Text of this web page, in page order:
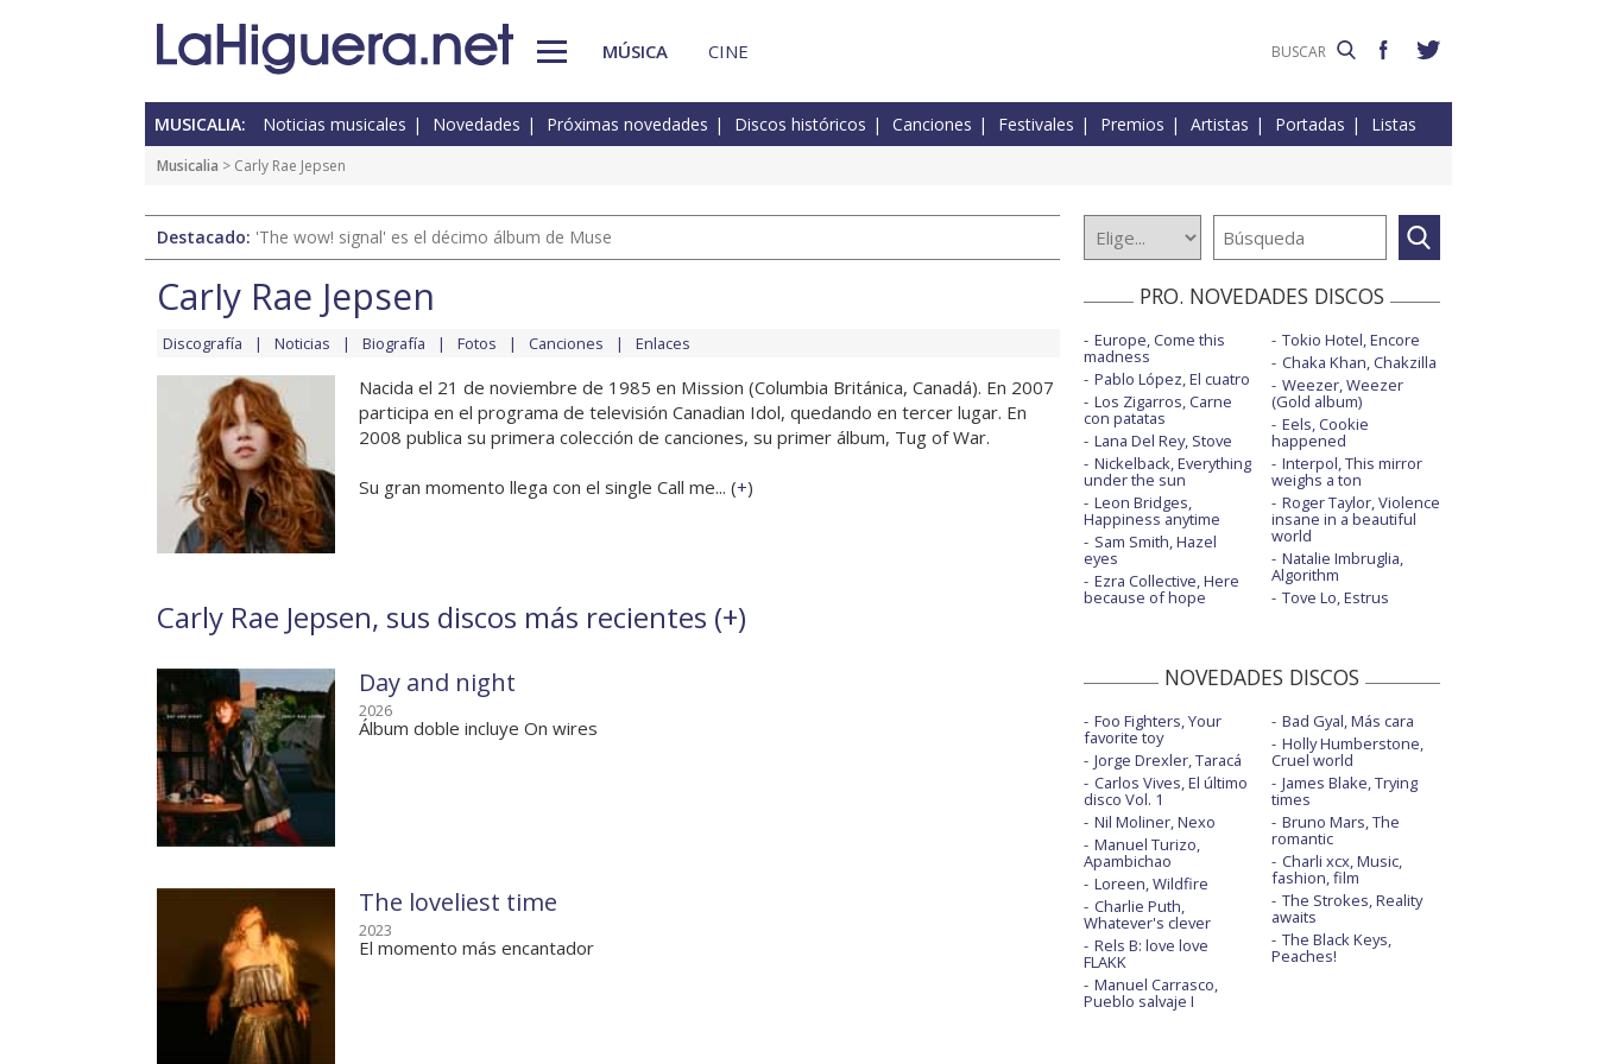
MÚSICA CINE
MUSICALIA: Noticias musicales Novedades Próximas novedades Discos históricos Canciones Festivales Premios Artistas Portadas Listas
Musicalia > Carly Rae Jepsen
Destacado: 'The wow! signal' es el décimo álbum de Muse
Carly Rae Jepsen
Discografía Noticias Biografía Fotos Canciones Enlaces
Nacida el 21 de noviembre de 1985 en Mission (Columbia Británica, Canadá). En 2007
participa en el programa de televisión Canadian Idol, quedando en tercer lugar. En
2008 publica su primera colección de canciones, su primer álbum, Tug of War.
Su gran momento llega con el single Call me... (+)
Carly Rae Jepsen, sus discos más recientes (+)
Day and night
2026
Álbum doble incluye On wires
The loveliest time
2023
El momento más encantador
PRO. NOVEDADES DISCOS
Europe, Come this
madness
Pablo López, El cuatro
Los Zigarros, Carne
con patatas
Lana Del Rey, Stove
Nickelback, Everything
under the sun
Leon Bridges,
Happiness anytime
Sam Smith, Hazel
eyes
Ezra Collective, Here
because of hope
Tokio Hotel, Encore
Chaka Khan, Chakzilla
Weezer, Weezer
(Gold album)
Eels, Cookie
happened
Interpol, This mirror
weighs a ton
Roger Taylor, Violence
insane in a beautiful
world
Natalie Imbruglia,
Algorithm
Tove Lo, Estrus
NOVEDADES DISCOS
Foo Fighters, Your
favorite toy
Jorge Drexler, Taracá
Carlos Vives, El último
disco Vol. 1
Nil Moliner, Nexo
Manuel Turizo,
Apambichao
Loreen, Wildfire
Charlie Puth,
Whatever's clever
Rels B: love love
FLAKK
Manuel Carrasco,
Pueblo salvaje I
Bad Gyal, Más cara
Holly Humberstone,
Cruel world
James Blake, Trying
times
Bruno Mars, The
romantic
Charli xcx, Music,
fashion, film
The Strokes, Reality
awaits
The Black Keys,
Peaches!